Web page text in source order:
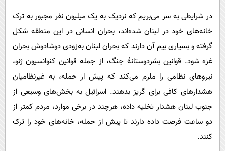
در شرایطی به سر می‌بریم که نزدیک به یک میلیون نفر مجبور به ترک
خانه‌های خود در لبنان شده‌اند، بحران انسانی در این منطقه شکل
گرفته و بسیاری بیم آن دارند که بحران لبنان به‌زودی دوشادوش بحران
غزه شود. قوانین بشردوستانۀ جنگ، از جمله قوانین کنوانسیون ژنو،
نیروهای نظامی را ملزم می‌کند که پیش از حمله، به غیرنظامیان
هشدارهای کافی برای گریز بدهند. اسرائیل به بخش‌های وسیعی از
جنوب لبنان هشدار تخلیه داده، هرچند در برخی موارد، مردم کمتر از
دو ساعت فرصت داده دارند تا پیش از حمله، خانه‌های خود را ترک
کنند.